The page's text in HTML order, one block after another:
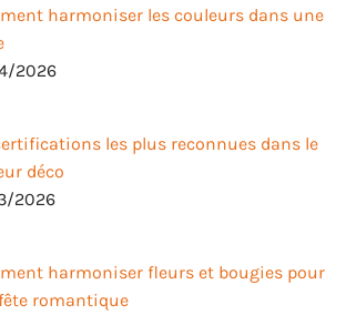
harmoniser les couleurs dans une
2026
les plus reconnues dans le
déco
2026
harmoniser fleurs et bougies pour
romantique